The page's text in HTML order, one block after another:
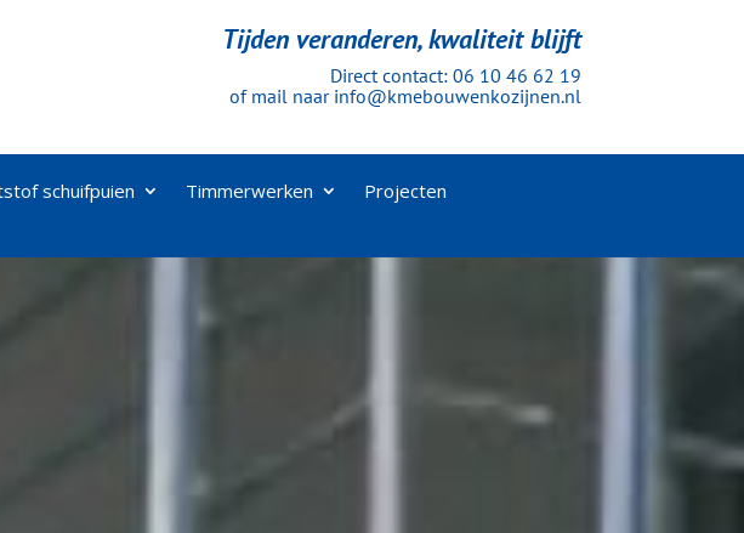
Tijden veranderen, kwaliteit blijft
Direct contact: 06 10 46 62 19
of mail naar info@kmebouwenkozijnen.nl
schuifpuien Timmerwerken
Projecten